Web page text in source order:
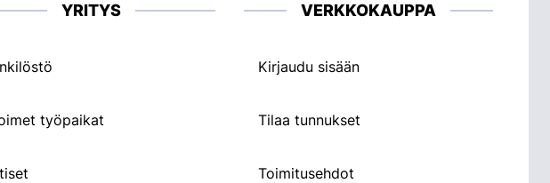
YRITYS
työpaikat
VERKKOKAUPPA
Kirjaudu sisään
Tilaa tunnukset
Toimitusehdot